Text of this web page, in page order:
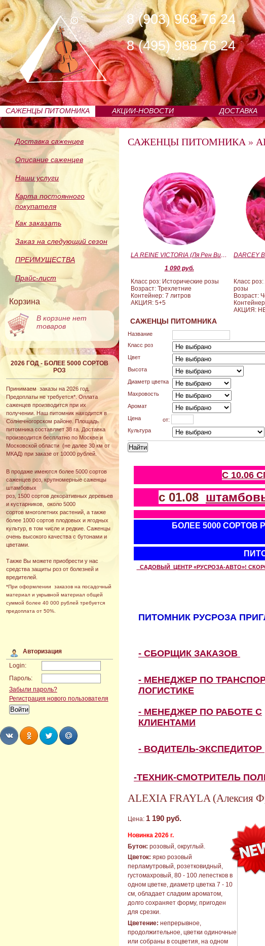
8 (903) 968 76 24
8 (495) 988 76 24
САЖЕНЦЫ ПИТОМНИКА АКЦИИ-НОВОСТИ ДОСТАВКА
Доставка саженцев
Описание саженцев
Наши услуги
Карта постоянного
покупателя
Как заказать
Заказ на следующий сезон
ПРЕИМУЩЕСТВА
Прайс-лист
Корзина
В корзине нет
товаров
2026 ГОД - БОЛЕЕ 5000 СОРТОВ
РОЗ
Принимаем заказы на 2026 год.
Предоплаты не требуется*. Оплата
саженцев производится при их
получении. Наш питомник находится в
Солнечногорском районе. Площадь
питомника составляет 38 га. Доставка
производится бесплатно по Москве и
Московской области (не далее 30 км от
МКАД) при заказе от 10000 рублей.
В продаже имеются более 5000 сортов
саженцев роз, крупномерные саженцы
штамбовых
роз, 1500 сортов декоративных деревьев
и кустарников, около 5000
сортов многолетних растений, а также
более 1000 сортов плодовых и ягодных
культур, в том числе и редкие. Саженцы
очень высокого качества с бутонами и
цветами.
Также Вы можете приобрести у нас
средства защиты роз от болезней и
вредителей.
*При оформлении заказов на посадочный
материал и укрывной материал общей
суммой более 40 000 рублей требуется
предоплата от 50%.
Авторизация
Login:
Пароль:
Забыли пароль?
Регистрация нового пользователя
САЖЕНЦЫ ПИТОМНИКА »
LA REINE VICTORIA (Ля Рен Виктория)
1 090 руб.
Класс роз: Исторические розы
Возраст: Трехлетние
Контейнер: 7 литров
АКЦИЯ: 5+5
Класс
розы
Возраст:
АКЦИЯ:
САЖЕНЦЫ ПИТОМНИКА
Название
Класс роз
Цвет
Высота
Диаметр цветка
Махровость
Аромат
Цена
от:
Культура
С 10.06
с 01.08
БОЛЕЕ 5000
САДОВЫЙ ЦЕНТР «РУСРОЗА-АВТО»!
ПИТОМНИК РУСРОЗА
- СБОРЩИК ЗАКАЗОВ
- МЕНЕДЖЕР ПО
ЛОГИСТИКЕ
- МЕНЕДЖЕР ПО РАБОТЕ С
КЛИЕНТАМИ
- ВОДИТЕЛЬ-ЭКСПЕДИТОР
-ТЕХНИК-СМОТРИТЕЛЬ
ALEXIA FRAYLA (Алексия
Цена: 1 190 руб.
Новинка 2026 г.
Бутон: розовый, округлый.
Цветок: ярко розовый
перламутровый, розетковидный,
густомахровый, 80 - 100 лепестков в
одном цветке, диаметр цветка 7 - 10
см, обладает сладким ароматом,
долго сохраняет форму, пригоден
для срезки.
Цветение: непрерывное,
продолжительное, цветки одиночные
или собраны в соцветия, на одном